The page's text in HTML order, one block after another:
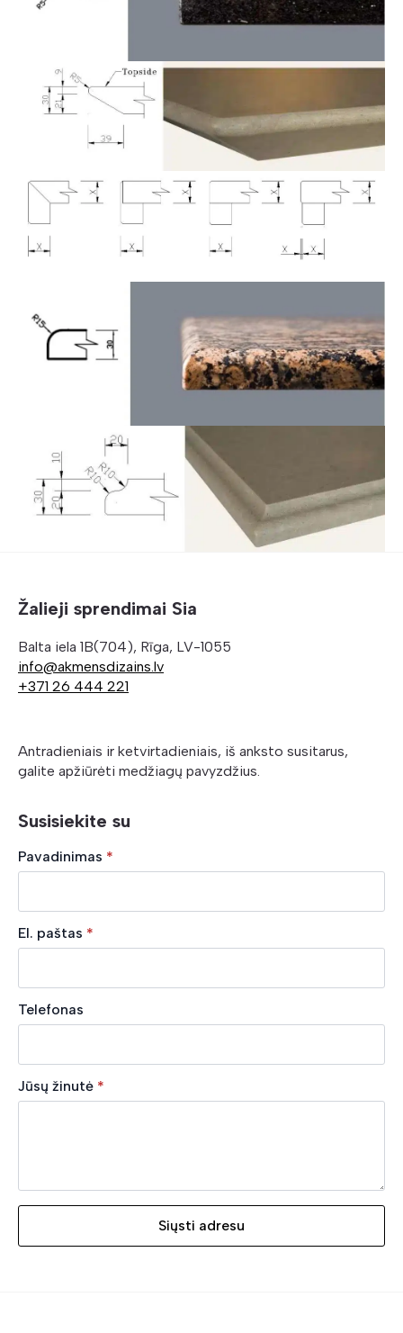
Žalieji sprendimai Sia
Balta iela 1B(704), Rīga, LV-1055
info@akmensdizains.lv
+371 26 444 221
Antradieniais ir ketvirtadieniais, iš anksto susitarus,
galite apžiūrėti medžiagų pavyzdžius.
Susisiekite su
Pavadinimas *
El. paštas *
Telefonas
Jūsų žinutė *
Siųsti adresu